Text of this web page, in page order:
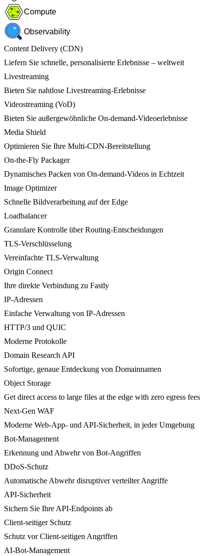
Compute
Observability
Content Delivery (CDN)
Liefern Sie schnelle, personalisierte Erlebnisse – weltweit
Livestreaming
Bieten Sie nahtlose Livestreaming-Erlebnisse
Videostreaming (VoD)
Bieten Sie außergewöhnliche On-demand-Videoerlebnisse
Media Shield
Optimieren Sie Ihre Multi-CDN-Bereitstellung
On-the-Fly Packager
Dynamisches Packen von On-demand-Videos in Echtzeit
Image Optimizer
Schnelle Bildverarbeitung auf der Edge
Loadbalancer
Granulare Kontrolle über Routing-Entscheidungen
TLS-Verschlüsselung
Vereinfachte TLS-Verwaltung
Origin Connect
Ihre direkte Verbindung zu Fastly
IP-Adressen
Einfache Verwaltung von IP-Adressen
HTTP/3 und QUIC
Moderne Protokolle
Domain Research API
Sofortige, genaue Entdeckung von Domainnamen
Object Storage
Get direct access to large files at the edge with zero egress fees
Next-Gen WAF
Moderne Web-App- und API-Sicherheit, in jeder Umgebung
Bot-Management
Erkennung und Abwehr von Bot-Angriffen
DDoS-Schutz
Automatische Abwehr disruptiver verteilter Angriffe
API-Sicherheit
Sichern Sie Ihre API-Endpoints ab
Client-seitiger Schutz
Schutz vor Client-seitigen Angriffen
AI-Bot-Management